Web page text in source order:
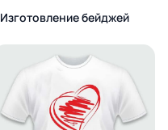
Изготовление бейджей